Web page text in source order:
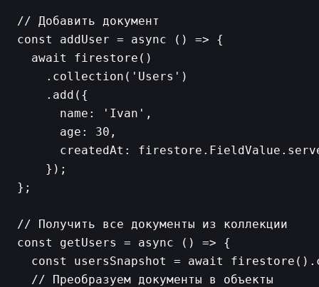
// Добавить документ
const addUser = async () => {
  await firestore()
    .collection('Users')
    .add({
      name: 'Ivan',
      age: 30,
createdAt:
    });
};
// Получить все документы из коллекции
const getUsers = async () => {
const usersSnapshot = await
  // Преобразуем документы в объекты